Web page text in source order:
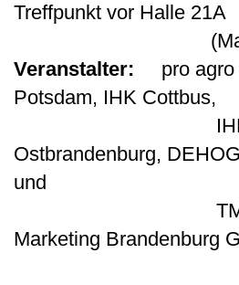
Treffpunkt vor Halle 21A
Veranstalter: pro agro
Potsdam, IHK Cottbus,
Ostbrandenburg,
und
TMB
Marketing Brandenburg